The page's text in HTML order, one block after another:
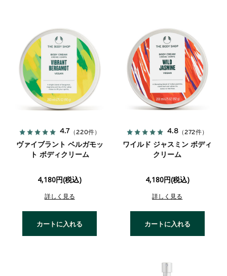
4.7 （220件）
ヴァイブラント ベルガモッ
ト ボディクリーム
4,180円(税込)
詳しく見る
カートに入れる
4.8 （272件）
ワイルド ジャスミン ボディ
クリーム
4,180円(税込)
詳しく見る
カートに入れる